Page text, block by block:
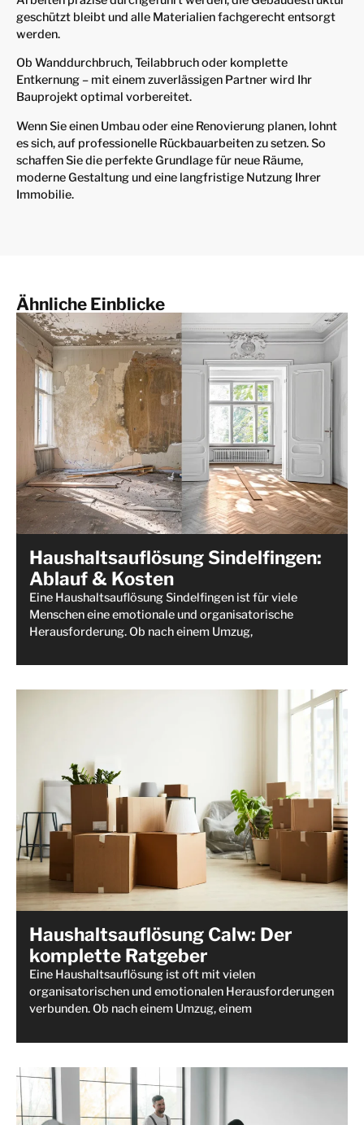
geschützt bleibt und alle Materialien fachgerecht entsorgt
werden.
Ob Wanddurchbruch, Teilabbruch oder komplette
Entkernung – mit einem zuverlässigen Partner wird Ihr
Bauprojekt optimal vorbereitet.
Wenn Sie einen Umbau oder eine Renovierung planen, lohnt
es sich, auf professionelle Rückbauarbeiten zu setzen. So
schaffen Sie die perfekte Grundlage für neue Räume,
moderne Gestaltung und eine langfristige Nutzung Ihrer
Immobilie.
Ähnliche Einblicke
Haushaltsauflösung Sindelfingen:
Ablauf & Kosten
Eine Haushaltsauflösung Sindelfingen ist für viele
Menschen eine emotionale und organisatorische
Herausforderung. Ob nach einem Umzug,
Haushaltsauflösung Calw: Der
komplette Ratgeber
Eine Haushaltsauflösung ist oft mit vielen
organisatorischen und emotionalen Herausforderungen
verbunden. Ob nach einem Umzug, einem